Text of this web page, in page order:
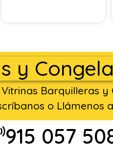
y
Barquilleras y
o Llámenos
915 057